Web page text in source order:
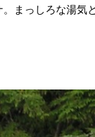
まっしろな湯気